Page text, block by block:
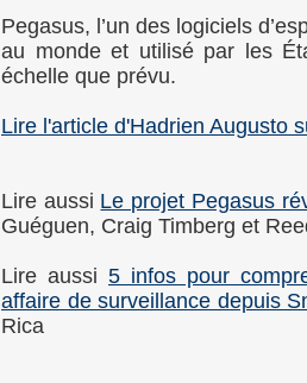
Pegasus, l’un des logiciels
au monde et utilisé par les
échelle que prévu.
Lire l'article d'Hadrien Augusto
Lire aussi Le projet Pegasus
Guéguen, Craig Timberg et
Lire aussi 5 infos pour
affaire de surveillance depuis
Rica